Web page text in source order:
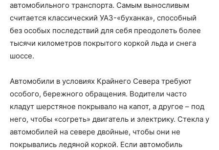
автомобильного транспорта. Самым выносливым
считается классический УАЗ-«буханка», способный
без особых последствий для себя преодолеть более
тысячи километров покрытого коркой льда и снега
шоссе.
Автомобили в условиях Крайнего Севера требуют
особого, бережного обращения. Водители часто
кладут шерстяное покрывало на капот, а другое – под
него, чтобы «согреть» двигатель и электрику. Стекла у
автомобилей на севере двойные, чтобы они не
покрывались ледяной коркой. Если автомобиль